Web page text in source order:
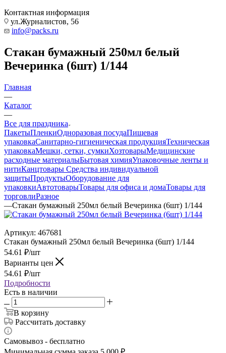
Контактная информация
ул.Журналистов, 56
info@packs.ru
Стакан бумажный 250мл белый
Вечеринка (6шт) 1/144
Главная
—
Каталог
—
Все для праздника
ПакетыПленкиОдноразовая посудаПищевая
упаковкаСанитарно-гигиеническая продукцияТехническая
упаковкаМешки, сетки, сумкиХозтоварыМедицинские
расходные материалыБытовая химияУпаковочные ленты и
нитиКанцтовары Средства индивидуальной
защитыПродуктыОборудование для
упаковкиАвтотоварыТовары для офиса и домаТовары для
торговлиРазное
—Стакан бумажный 250мл белый Вечеринка (6шт) 1/144
Артикул: 467681
Стакан бумажный 250мл белый Вечеринка (6шт) 1/144
54.61 ₽/шт
Варианты цен
54.61 ₽/шт
Подробности
Есть в наличии
В корзину
Рассчитать доставку
Самовывоз - бесплатно